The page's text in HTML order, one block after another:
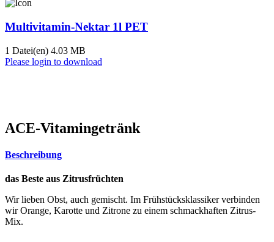
Multivitamin-Nektar 1l PET
1 Datei(en) 4.03 MB
Please login to download
ACE-Vitamingetränk
Beschreibung
das Beste aus Zitrusfrüchten
Wir lieben Obst, auch gemischt. Im Frühstücksklassiker verbinden
wir Orange, Karotte und Zitrone zu einem schmackhaften Zitrus-
Mix.